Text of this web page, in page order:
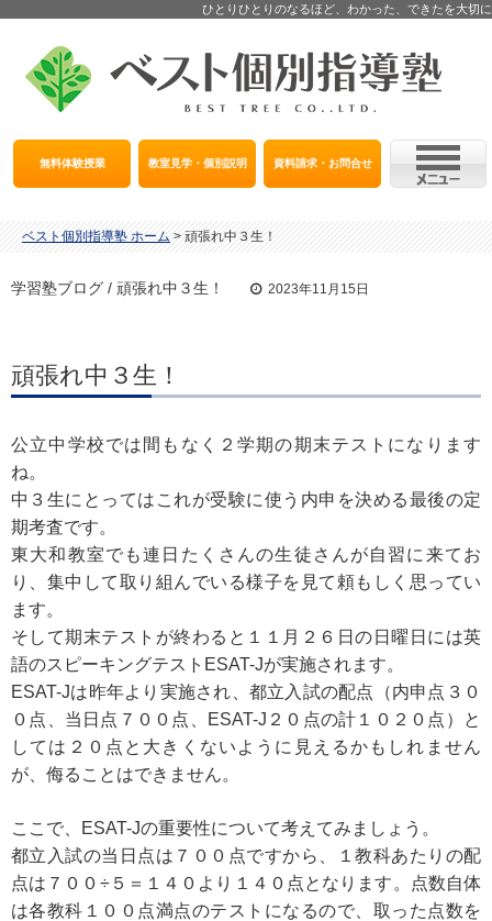
ひとりひとりのなるほど、わかった、できたを大切に
無料体験授業 教室見学・個別説明 資料請求・お問合せ
ベスト個別指導塾 ホーム > 頑張れ中３生！
学習塾ブログ / 頑張れ中３生！ 2023年11月15日
頑張れ中３生！
公立中学校では間もなく２学期の期末テストになります
ね。
中３生にとってはこれが受験に使う内申を決める最後の定
期考査です。
東大和教室でも連日たくさんの生徒さんが自習に来てお
り、集中して取り組んでいる様子を見て頼もしく思ってい
ます。
そして期末テストが終わると１１月２６日の日曜日には英
語のスピーキングテストESAT-Jが実施されます。
ESAT-Jは昨年より実施され、都立入試の配点（内申点３０
０点、当日点７００点、ESAT-J２０点の計１０２０点）と
しては２０点と大きくないように見えるかもしれません
が、侮ることはできません。
ここで、ESAT-Jの重要性について考えてみましょう。
都立入試の当日点は７００点ですから、１教科あたりの配
点は７００÷５＝１４０より１４０点となります。点数自体
は各教科１００点満点のテストになるので、取った点数を